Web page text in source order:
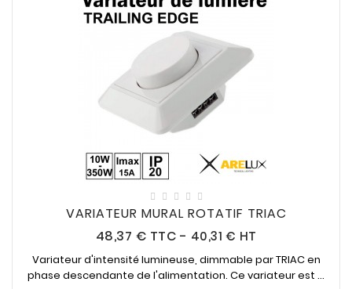
VARIATEUR MURAL ROTATIF TRIAC
48,37 € Prix
TTC - 40,31 € HT
Variateur d'intensité lumineuse, dimmable par TRIAC en
phase descendante de l'alimentation. Ce variateur est ...